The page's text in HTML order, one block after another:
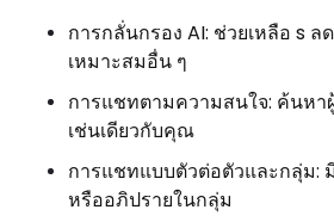
การกลั่นกรอง AI: ช่วยเหลือ s
เหมาะสมอื่น ๆ
การแชทตามความสนใจ: ค้นห
เช่นเดียวกับคุณ
การแชทแบบตัวต่อตัวและกลุ่ม:
หรืออภิปรายในกลุ่ม